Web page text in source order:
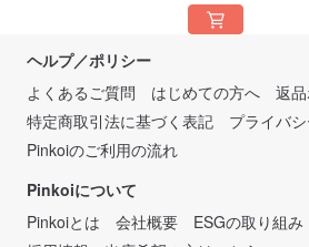
ヘルプ／ポリシー
よくあるご質問
はじめての方へ 返
特定商取引法に基づく表記
プライバ
Pinkoiのご利用の流れ
Pinkoiについて
Pinkoiとは
会社概要 ESGの取り組み